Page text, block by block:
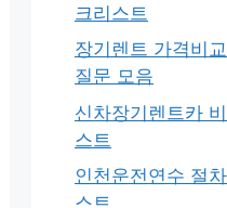
크리스트
장기렌트 가격비
질문 모음
신차장기렌트카
스트
인천운전연수 절
스트